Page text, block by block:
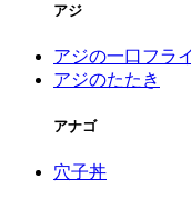
アジ
アジの一口フライ
アジのたたき
アナゴ
穴子丼